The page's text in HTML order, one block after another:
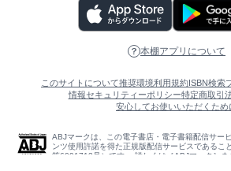
本棚アプリについて
このサイトについて推奨環境利用規約ISBN検索
情報セキュリティーポリシー特定商取引
安心してお使いいただくため
ABJマークは、この電子書店・電子書籍配信サー
ンツ使用許諾を得た正規版配信サービスであるこ
第6091713号）です。 詳しくは［ABJマーク］ま